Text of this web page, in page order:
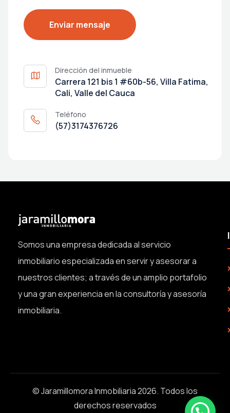
Dirección del inmueble
Carrera 121 bis 1 #60b-56, Villa Fatima,
Cali, Valle del Cauca
Teléfono
(57)3174376726
Somos una empresa dedicada al servicio
inmobiliario especializada en servir y asesorar a
nuestros clientes; a través de un amplio portafolio
y una gran experiencia en la consultoría y asesoría
inmobiliaria.
© Jaramillomora Inmobiliaria 2026. Todos los
derechos reservados